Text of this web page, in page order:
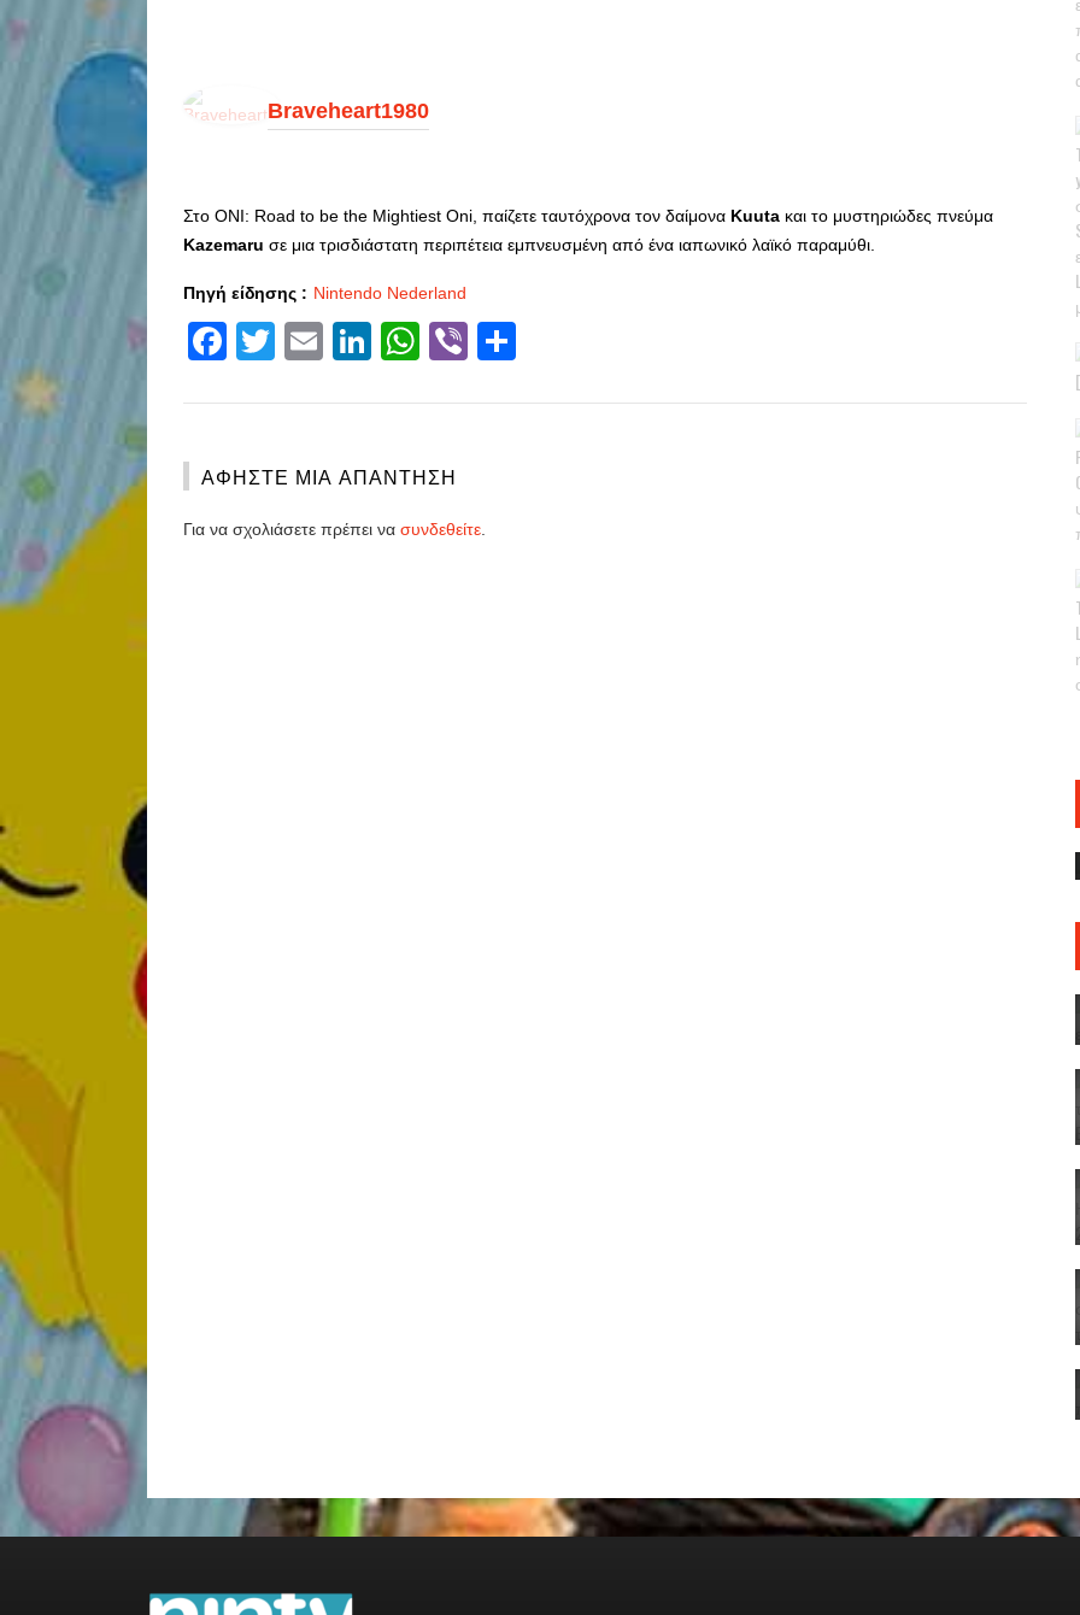
Braveheart1980
Στο ONI: Road to be the Mightiest Oni, παίζετε ταυτόχρονα τον δαίμονα Kuuta και το μυστηριώδες πνεύμα
Kazemaru σε μια τρισδιάστατη περιπέτεια εμπνευσμένη από ένα ιαπωνικό λαϊκό παραμύθι.
Πηγή είδησης : Nintendo Nederland
Facebook
Twitter
EmailLinkedIn
WhatsApp
Viber
ΑΦΉΣΤΕ ΜΙΑ ΑΠΆΝΤΗΣΗ
Για να σχολιάσετε πρέπει να συνδεθείτε